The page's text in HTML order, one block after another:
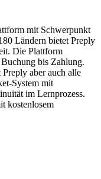
mit Schwerpunkt
Ländern bietet Preply
Die Plattform
bis Zahlung.
aber auch alle
System mit
im Lernprozess.
kostenlosem